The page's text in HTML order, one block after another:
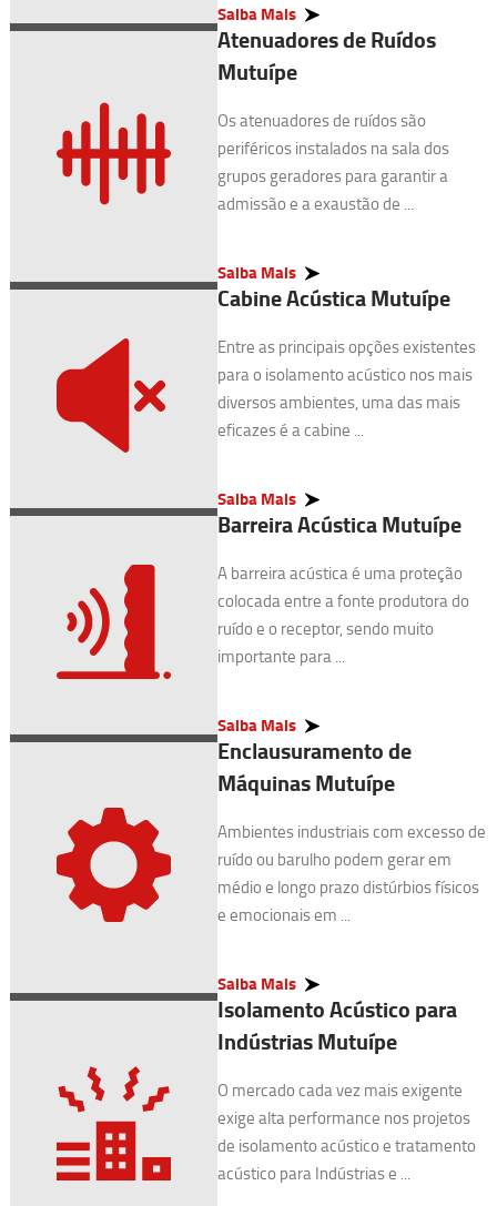
Saiba Mais
Atenuadores de Ruídos
Mutuípe
Os atenuadores de ruídos são
periféricos instalados na sala dos
grupos geradores para garantir a
admissão e a exaustão de ...
Saiba Mais
Cabine Acústica Mutuípe
Entre as principais opções existentes
para o isolamento acústico nos mais
diversos ambientes, uma das mais
eficazes é a cabine ...
Saiba Mais
Barreira Acústica Mutuípe
A barreira acústica é uma proteção
colocada entre a fonte produtora do
ruído e o receptor, sendo muito
importante para ...
Saiba Mais
Enclausuramento de
Máquinas Mutuípe
Ambientes industriais com excesso de
ruído ou barulho podem gerar em
médio e longo prazo distúrbios físicos
e emocionais em ...
Saiba Mais
Isolamento Acústico para
Indústrias Mutuípe
O mercado cada vez mais exigente
exige alta performance nos projetos
de isolamento acústico e tratamento
acústico para Indústrias e ...